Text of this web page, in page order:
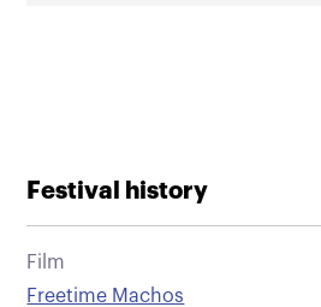
Festival history
Film
Freetime Machos